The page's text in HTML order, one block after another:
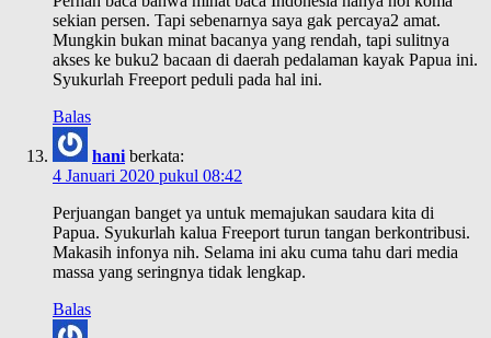
sekian persen. Tapi sebenarnya saya gak percaya2 amat.
Mungkin bukan minat bacanya yang rendah, tapi sulitnya
akses ke buku2 bacaan di daerah pedalaman kayak Papua ini.
Syukurlah Freeport peduli pada hal ini.
Balas
hani berkata:
4 Januari 2020 pukul 08:42
Perjuangan banget ya untuk memajukan saudara kita di
Papua. Syukurlah kalua Freeport turun tangan berkontribusi.
Makasih infonya nih. Selama ini aku cuma tahu dari media
massa yang seringnya tidak lengkap.
Balas